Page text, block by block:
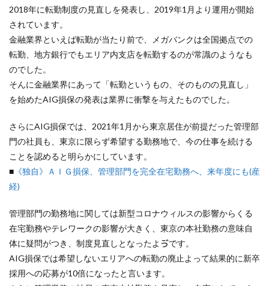
2018年に転勤制度の見直しを発表し、2019年1月より運用が開始
されています。
金融業界といえば転勤が当たり前で、メガバンクは全国拠点での
転勤、地方銀行でもエリア内支店を転勤するのが常識のようなも
のでした。
そんに金融業界にあって「転勤というもの、そのものの見直し」
を始めたAIG損保の発表は業界に衝撃を与えたものでした。
さらにAIG損保では、2021年1月から東京居住が前提だった管理部
門の社員も、東京に限らず希望する勤務地で、今の仕事を続ける
ことを認めると明らかにしています。
■ 《独自》ＡＩＧ損保、管理部門を完全在宅勤務へ、来年度にも(産
経)
管理部門の勤務地に関しては新型コロナウィルスの影響からくる
在宅勤務やテレワークの影響が大きく、東京の本社勤務の意味自
体に疑問がつき、制度見直しとなったよゔです。
AIG損保では希望しないエリアへの転勤の廃止よって結果的に新卒
採用への応募が10倍になったと言います。